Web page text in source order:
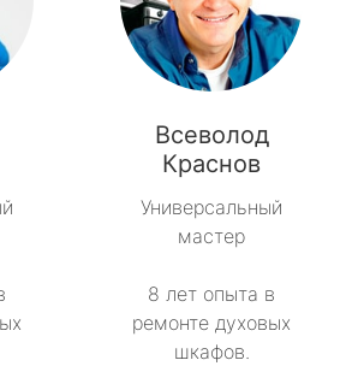
Всеволод
Краснов
Универсальный
мастер
8 лет опыта в
ремонте духовых
шкафов.